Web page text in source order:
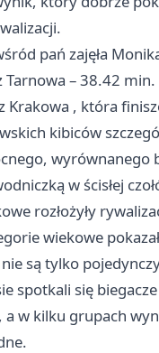
pań zajęła
Tarnowa – 38.42 min.
Krakowa , która
kibiców
wyrównanego
w ścisłej
rozłożyły
wiekowe
są tylko
spotkali się
w kilku grupach